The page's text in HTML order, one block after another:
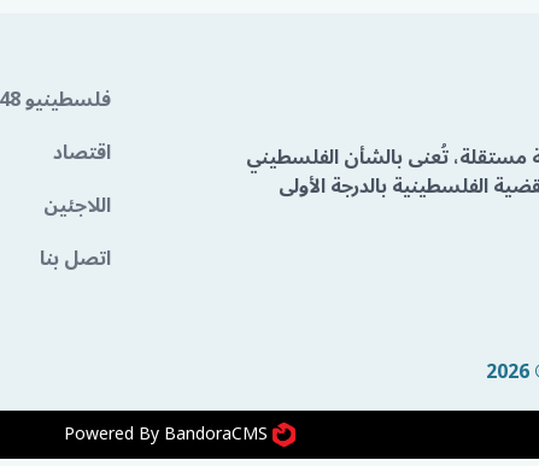
مستقلة، تُعنى بالشأن الفلسطيني
الفلسطينية بالدرجة الأولى
فلسطينيو 48
اقتصاد
اللاجئين
اتصل بنا
Powered By BandoraCMS